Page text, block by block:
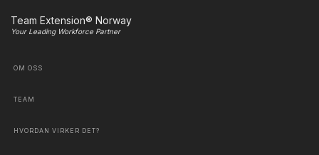
Team Extension® Norway
Your Leading Workforce Partner
OM OSS
TEAM
HVORDAN VIRKER DET?